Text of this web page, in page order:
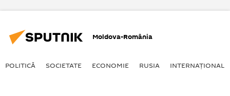
Moldova-România
POLITICĂ SOCIETATE ECONOMIE RUSIA INTERNAŢIONAL